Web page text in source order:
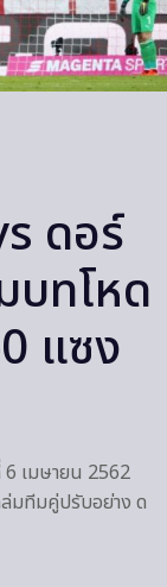
ดอร์
บทโหด
แซง
6 เมษายน 2562
ล่มทีมคู่ปรับอย่าง ด